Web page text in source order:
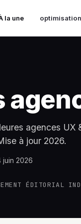
la une
agences UX
à jour 2026.
juin 2026
ÉDITORIAL